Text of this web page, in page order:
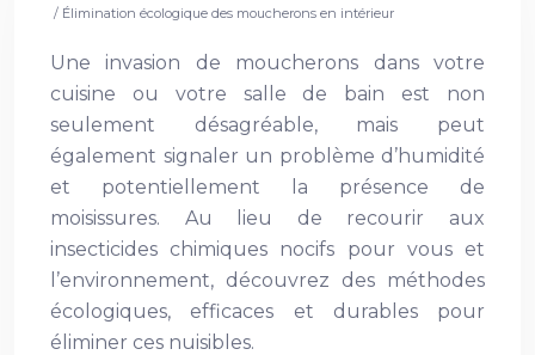
/ Élimination écologique des moucherons en intérieur
Une invasion de moucherons dans votre
cuisine ou votre salle de bain est non
seulement désagréable, mais peut
également signaler un problème d’humidité
et potentiellement la présence de
moisissures. Au lieu de recourir aux
insecticides chimiques nocifs pour vous et
l’environnement, découvrez des méthodes
écologiques, efficaces et durables pour
éliminer ces nuisibles.